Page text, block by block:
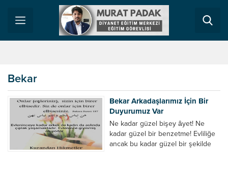
Bekar
Bekar Arkadaşlarımız İçin Bir
Duyurumuz Var
Ne kadar güzel bişey âyet! Ne
kadar güzel bir benzetme! Evliliğe
ancak bu kadar güzel bir şekilde